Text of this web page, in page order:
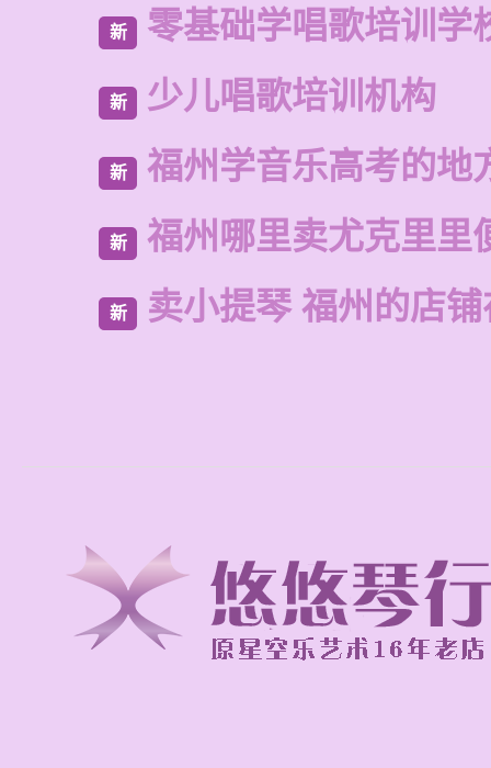
新 零基础学唱歌培训学
新 少儿唱歌培训机构
新 福州学音乐高考的地
新 福州哪里卖尤克里里
新 卖小提琴 福州的店